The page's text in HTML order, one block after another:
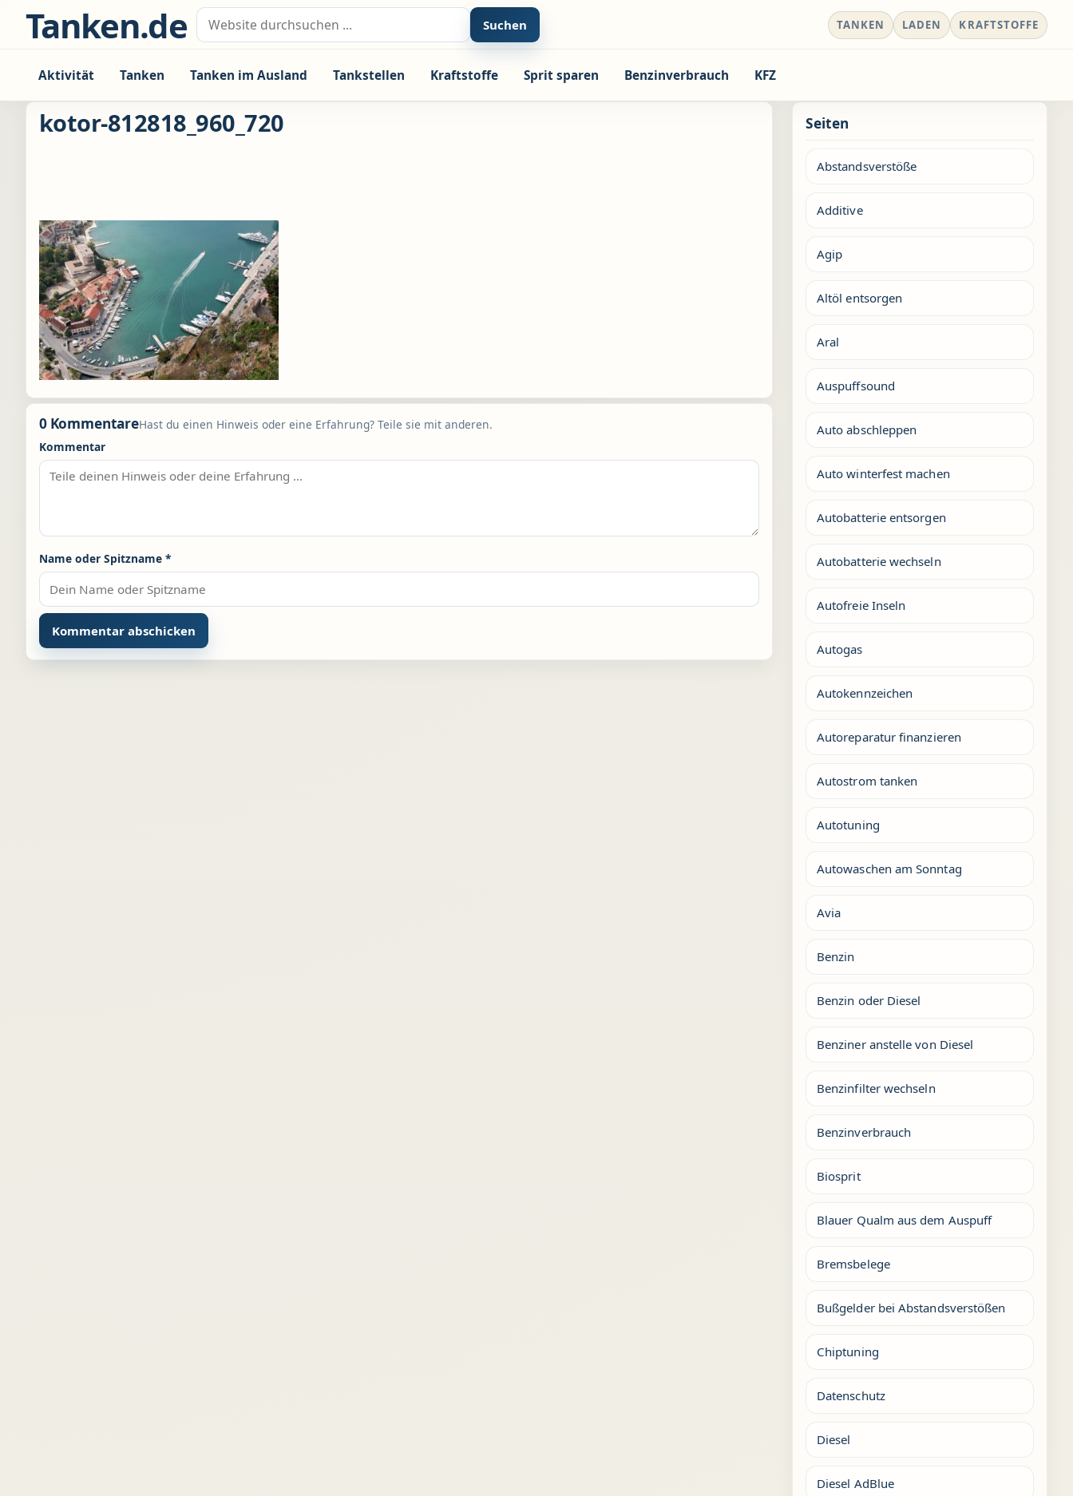
Zum Inhalt springen
Tanken.de Suche nach: Suchen TANKEN LADEN KRAFTSTOFFE
Aktivität Tanken Tanken im Ausland Tankstellen Kraftstoffe Sprit sparen Benzinverbrauch KFZ
kotor-812818_960_720
0 KommentareHast du einen Hinweis oder eine Erfahrung? Teile sie mit anderen.
Kommentar
Name oder Spitzname *
Seiten
Abstandsverstöße
Additive
Agip
Altöl entsorgen
Aral
Auspuffsound
Auto abschleppen
Auto winterfest machen
Autobatterie entsorgen
Autobatterie wechseln
Autofreie Inseln
Autogas
Autokennzeichen
Autoreparatur finanzieren
Autostrom tanken
Autotuning
Autowaschen am Sonntag
Avia
Benzin
Benzin oder Diesel
Benziner anstelle von Diesel
Benzinfilter wechseln
Benzinverbrauch
Biosprit
Blauer Qualm aus dem Auspuff
Bremsbelege
Bußgelder bei Abstandsverstößen
Chiptuning
Datenschutz
Diesel
Diesel AdBlue